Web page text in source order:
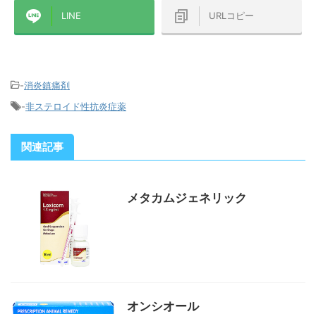
LINE URLコピー
-消炎鎮痛剤
-非ステロイド性抗炎症薬
関連記事
メタカムジェネリック
オンシオール